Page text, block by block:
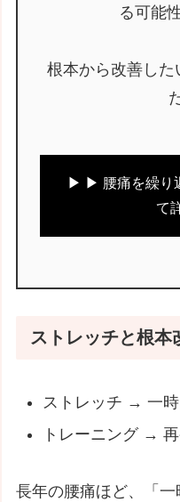
る可能
根本から改善した
▶ ▶ 腰痛を繰り
て
ストレッチと根本
ストレッチ → 一
トレーニング →
長年の腰痛ほど、「